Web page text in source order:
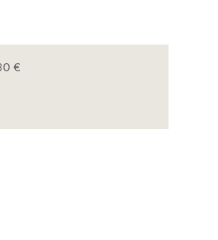
€